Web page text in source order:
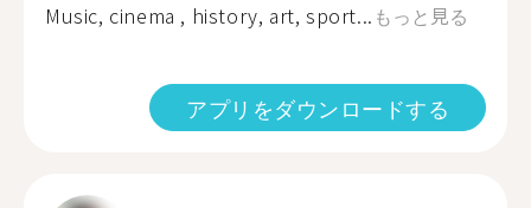
Music, cinema , history, art, sport... もっと見る
アプリをダウンロードする